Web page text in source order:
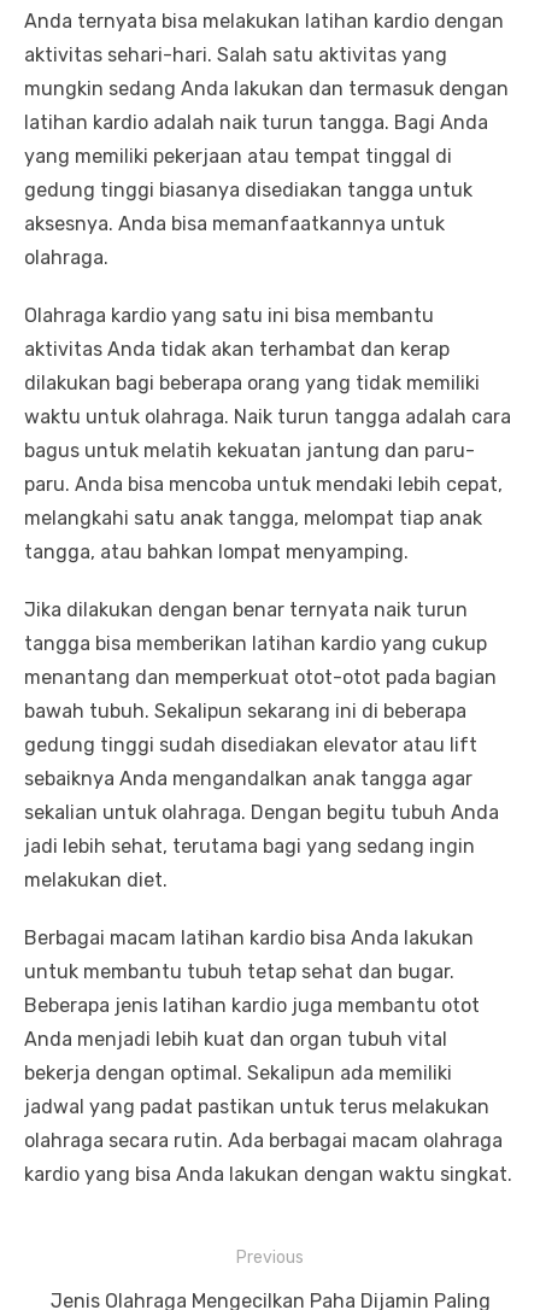
Anda ternyata bisa melakukan latihan kardio dengan
aktivitas sehari-hari. Salah satu aktivitas yang
mungkin sedang Anda lakukan dan termasuk dengan
latihan kardio adalah naik turun tangga. Bagi Anda
yang memiliki pekerjaan atau tempat tinggal di
gedung tinggi biasanya disediakan tangga untuk
aksesnya. Anda bisa memanfaatkannya untuk
olahraga.
Olahraga kardio yang satu ini bisa membantu
aktivitas Anda tidak akan terhambat dan kerap
dilakukan bagi beberapa orang yang tidak memiliki
waktu untuk olahraga. Naik turun tangga adalah cara
bagus untuk melatih kekuatan jantung dan paru-
paru. Anda bisa mencoba untuk mendaki lebih cepat,
melangkahi satu anak tangga, melompat tiap anak
tangga, atau bahkan lompat menyamping.
Jika dilakukan dengan benar ternyata naik turun
tangga bisa memberikan latihan kardio yang cukup
menantang dan memperkuat otot-otot pada bagian
bawah tubuh. Sekalipun sekarang ini di beberapa
gedung tinggi sudah disediakan elevator atau lift
sebaiknya Anda mengandalkan anak tangga agar
sekalian untuk olahraga. Dengan begitu tubuh Anda
jadi lebih sehat, terutama bagi yang sedang ingin
melakukan diet.
Berbagai macam latihan kardio bisa Anda lakukan
untuk membantu tubuh tetap sehat dan bugar.
Beberapa jenis latihan kardio juga membantu otot
Anda menjadi lebih kuat dan organ tubuh vital
bekerja dengan optimal. Sekalipun ada memiliki
jadwal yang padat pastikan untuk terus melakukan
olahraga secara rutin. Ada berbagai macam olahraga
kardio yang bisa Anda lakukan dengan waktu singkat.
Previous
Jenis Olahraga Mengecilkan Paha Dijamin Paling